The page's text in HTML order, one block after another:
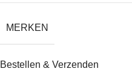
MERKEN
Bestellen & Verzenden